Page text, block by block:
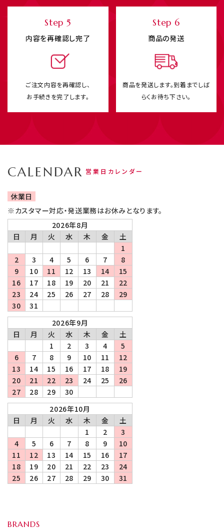
Step 5
内容を再確認し完了
ご注文内容を再確認し、
お手続きを完了します。
Step 6
商品の発送
商品を発送します。到着までしば
らくお待ち下さい。
CALENDAR 営業日カレンダー
休業日
※カスタマー対応・発送業務はお休みとなります。
2026年8月
日
月 火 水 木 金
土
1
2
3 4 5 6 7
8
9
10 11 12 13 14
15
16
17 18 19 20 21
22
23
24 25 26 27 28
29
30
31
2026年9月
日
月 火 水 木 金
土
1
2 3 4
5
6
7 8 9 10 11
12
13
14 15 16 17 18
19
20
21 22 23 24 25
26
27
28 29
30
2026年10月
日
月 火 水 木 金
土
1
2
3
4
5 6 7 8 9
10
11
12 13 14 15 16
17
18
19 20 21 22 23
24
25
26 27 28 29 30 31
BRANDS